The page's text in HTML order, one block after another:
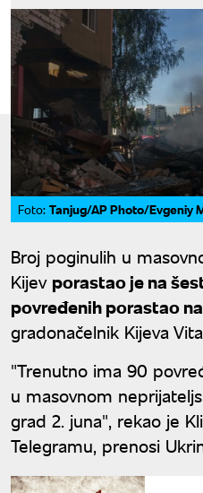
Foto: Tanjug/AP Photo/Evgeniy
Broj poginulih u
Kijev porastao je na
povređenih porastao
gradonačelnik Kijeva
"Trenutno ima 90
u masovnom
grad 2. juna", rekao je
Telegramu, prenosi